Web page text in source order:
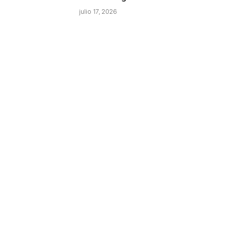
julio 17, 2026